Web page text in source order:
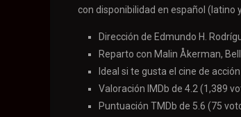
con disponibilidad en español (latino
Dirección de Edmundo H.
Reparto con Malin Åkerman,
Ideal si te gusta el cine de
Valoración IMDb de 4.2 (1,389
Puntuación TMDb de 5.6 (75